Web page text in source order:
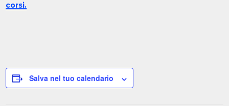
corsi.
Salva nel tuo calendario